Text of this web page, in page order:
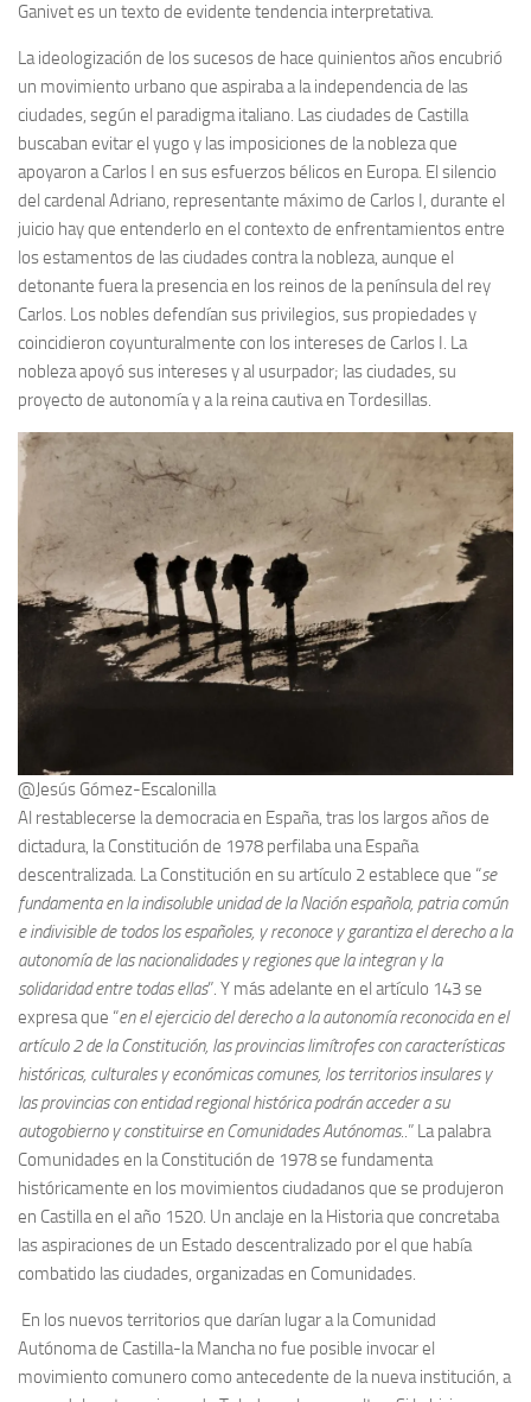
Ganivet es un texto de evidente tendencia interpretativa.
La ideologización de los sucesos de hace quinientos años encubrió
un movimiento urbano que aspiraba a la independencia de las
ciudades, según el paradigma italiano. Las ciudades de Castilla
buscaban evitar el yugo y las imposiciones de la nobleza que
apoyaron a Carlos I en sus esfuerzos bélicos en Europa. El silencio
del cardenal Adriano, representante máximo de Carlos I, durante el
juicio hay que entenderlo en el contexto de enfrentamientos entre
los estamentos de las ciudades contra la nobleza, aunque el
detonante fuera la presencia en los reinos de la península del rey
Carlos. Los nobles defendían sus privilegios, sus propiedades y
coincidieron coyunturalmente con los intereses de Carlos I. La
nobleza apoyó sus intereses y al usurpador; las ciudades, su
proyecto de autonomía y a la reina cautiva en Tordesillas.
@Jesús Gómez-Escalonilla
Al restablecerse la democracia en España, tras los largos años de
dictadura, la Constitución de 1978 perfilaba una España
descentralizada. La Constitución en su artículo 2 establece que “se
fundamenta en la indisoluble unidad de la Nación española, patria común
e indivisible de todos los españoles, y reconoce y garantiza el derecho a la
autonomía de las nacionalidades y regiones que la integran y la
solidaridad entre todas ellas”. Y más adelante en el artículo 143 se
expresa que “en el ejercicio del derecho a la autonomía reconocida en el
artículo 2 de la Constitución, las provincias limítrofes con características
históricas, culturales y económicas comunes, los territorios insulares y
las provincias con entidad regional histórica podrán acceder a su
autogobierno y constituirse en Comunidades Autónomas..” La palabra
Comunidades en la Constitución de 1978 se fundamenta
históricamente en los movimientos ciudadanos que se produjeron
en Castilla en el año 1520. Un anclaje en la Historia que concretaba
las aspiraciones de un Estado descentralizado por el que había
combatido las ciudades, organizadas en Comunidades.
En los nuevos territorios que darían lugar a la Comunidad
Autónoma de Castilla-la Mancha no fue posible invocar el
movimiento comunero como antecedente de la nueva institución, a